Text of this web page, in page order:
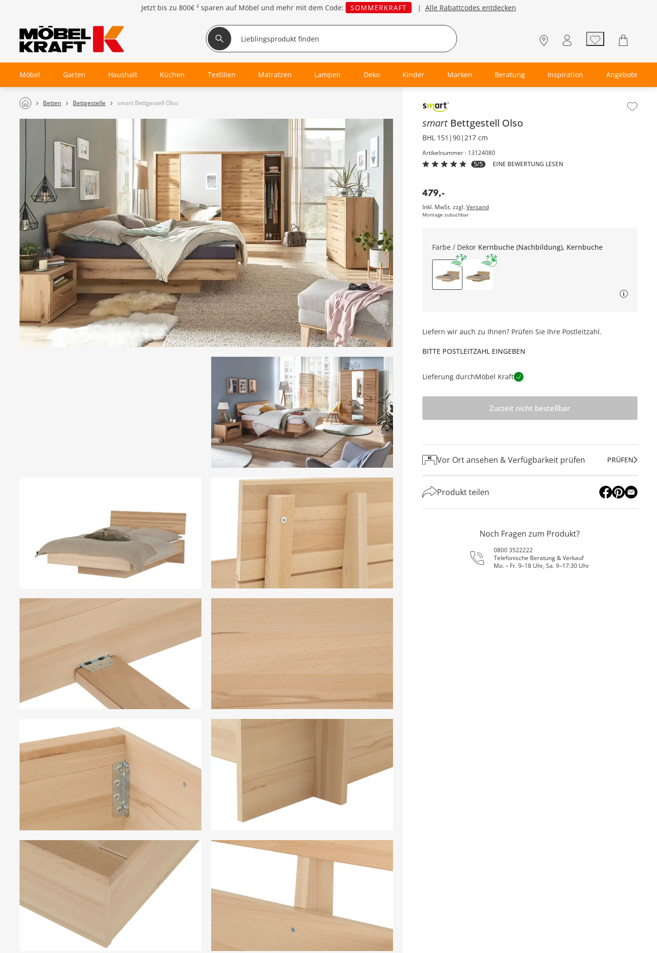
Jetzt bis zu 800€ ² sparen auf Möbel und mehr mit dem Code: SOMMERKRAFT | Alle Rabattcodes entdecken
Möbel Garten Haushalt Küchen Textilien Matratzen Lampen Deko Kinder Marken Beratung Inspiration Angebote
Betten Bettgestelle smart Bettgestell Olso Inhalt der Seitenleiste überspringen - Zum Seitenende
smart Bettgestell Olso
BHL 151|90|217 cm
Artikelnummer : 13124080
5/5
EINE BEWERTUNG LESEN
479,-
Inkl. MwSt. zzgl.Versand
Montage zubuchbar
Farbe / Dekor Kernbuche (Nachbildung), Kernbuche
Liefern wir auch zu Ihnen? Prüfen Sie Ihre Postleitzahl.
BITTE POSTLEITZAHL EINGEBEN
Lieferung durchMöbel Kraft
Zurzeit nicht bestellbar
Vor Ort ansehen & Verfügbarkeit prüfen PRÜFEN
Produkt teilen
Noch Fragen zum Produkt?
0800 3522222
Telefonische Beratung & Verkauf
Mo. – Fr. 9–18 Uhr, Sa. 9–17:30 Uhr